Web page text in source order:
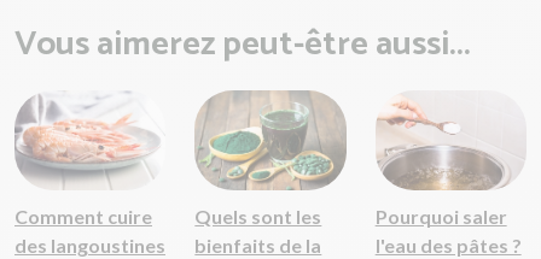
Vous aimerez peut-être aussi...
Comment cuire
des langoustines
Quels sont les
bienfaits de la
Pourquoi saler
l'eau des pâtes ?